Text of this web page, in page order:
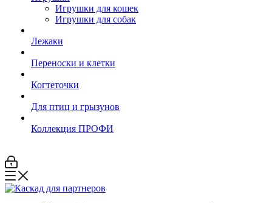
Игрушки для кошек
Игрушки для собак
Лежаки
Переноски и клетки
Когтеточки
Для птиц и грызунов
Коллекция ПРОФИ